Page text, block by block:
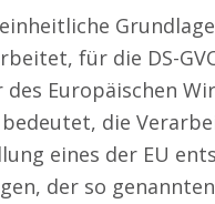
für die DS-
Europäischen
bedeutet, die
eines der EU
der so genannten